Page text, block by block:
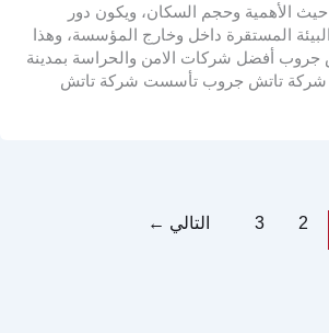
حيث الأهمية وحجم السكان، ويكون دور
المستقرة داخل وخارج المؤسسة، وهذا
جروب أفضل شركات الامن والحراسة بمدينة
شركة تاتش جروب تأسست شركة تاتش
2
3 التالي ←